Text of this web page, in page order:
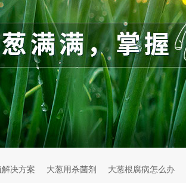
决方案 大葱用杀菌剂 大葱根腐病怎么办